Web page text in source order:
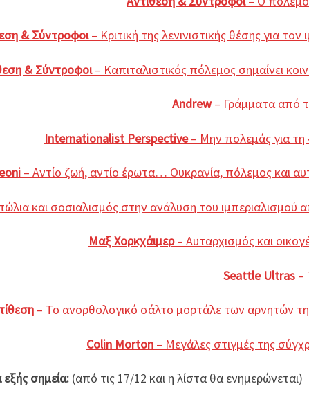
& Σύντροφοι– Κριτική της λενινιστικής θέσης για τον
& Σύντροφοι– Καπιταλιστικός πόλεμος σημαίνει
Andrew– Γράμματα από
Internationalist Perspective– Μην πολεμάς για τη
– Αντίο ζωή, αντίο έρωτα… Ουκρανία, πόλεμος και
και σοσιαλισμός στην ανάλυση του ιμπεριαλισμού
Μαξ Χορκχάιμερ– Αυταρχισμός και
Seattle Ultras –
– Το ανορθολογικό σάλτο μορτάλε των αρνητών
Colin Morton – Μεγάλες στιγμές της
σημεία: (από τις 17/12 και η λίστα θα ενημερώνεται)